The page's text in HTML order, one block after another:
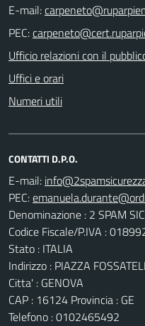
E-mail:
PEC:
Ufficio relazioni con il
Uffici e orari
Numeri utili
CONTATTI D.P.O.
E-mail:
PEC:
Denominazione : 2 SPAM
Codice Fiscale/P.IVA :
Stato : ITALIA
Indirizzo : PIAZZA
Citta' : GENOVA
CAP : 16124 Provincia : GE
Telefono : 0102465492